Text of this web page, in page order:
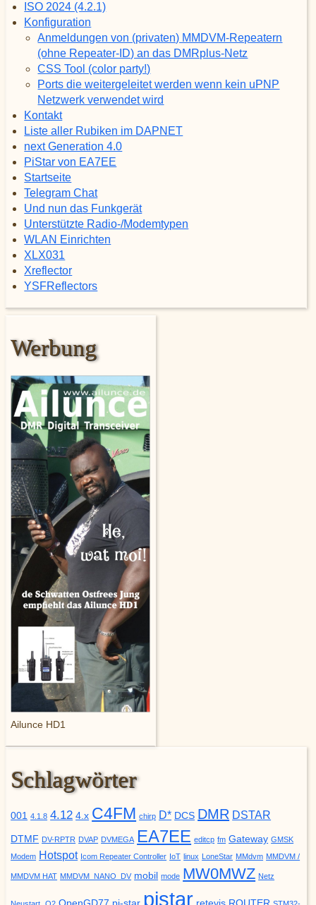
ISO 2024 (4.2.1)
Konfiguration
Anmeldungen von (privaten) MMDVM-Repeatern
(ohne Repeater-ID) an das DMRplus-Netz
CSS Tool (color party!)
Ports die weitergeleitet werden wenn kein uPNP
Netzwerk verwendet wird
Kontakt
Liste aller Rubiken im DAPNET
next Generation 4.0
PiStar von EA7EE
Startseite
Telegram Chat
Und nun das Funkgerät
Unterstützte Radio-/Modemtypen
WLAN Einrichten
XLX031
Xreflector
YSFReflectors
Werbung
Ailunce HD1
Schlagwörter
001 4.1.8 4.12 4.x C4FM chirp D* DCS DMR DSTAR
DTMF DV-RPTR DVAP DVMEGA EA7EE editcp fm Gateway GMSK
Modem Hotspot Icom Repeater Controller IoT linux LoneStar MMdvm MMDVM /
MMDVM HAT MMDVM_NANO_DV mobil mode MW0MWZ Netz
pistar